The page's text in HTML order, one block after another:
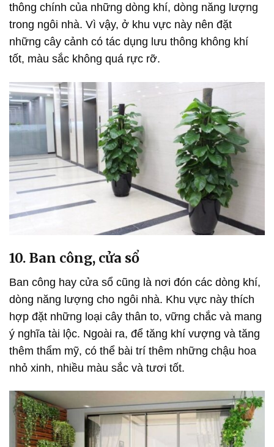
thông chính của những dòng khí, dòng năng lượng
trong ngôi nhà. Vì vậy, ở khu vực này nên đặt
những cây cảnh có tác dụng lưu thông không khí
tốt, màu sắc không quá rực rỡ.
10. Ban công, cửa sổ
Ban công hay cửa sổ cũng là nơi đón các dòng khí,
dòng năng lượng cho ngôi nhà. Khu vực này thích
hợp đặt những loại cây thân to, vững chắc và mang
ý nghĩa tài lộc. Ngoài ra, để tăng khí vượng và tăng
thêm thẩm mỹ, có thể bài trí thêm những chậu hoa
nhỏ xinh, nhiều màu sắc và tươi tốt.